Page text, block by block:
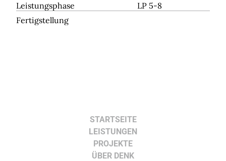
Leistungsphase
LP 5-8
Fertigstellung
STARTSEITE
LEISTUNGEN
PROJEKTE
ÜBER DENK